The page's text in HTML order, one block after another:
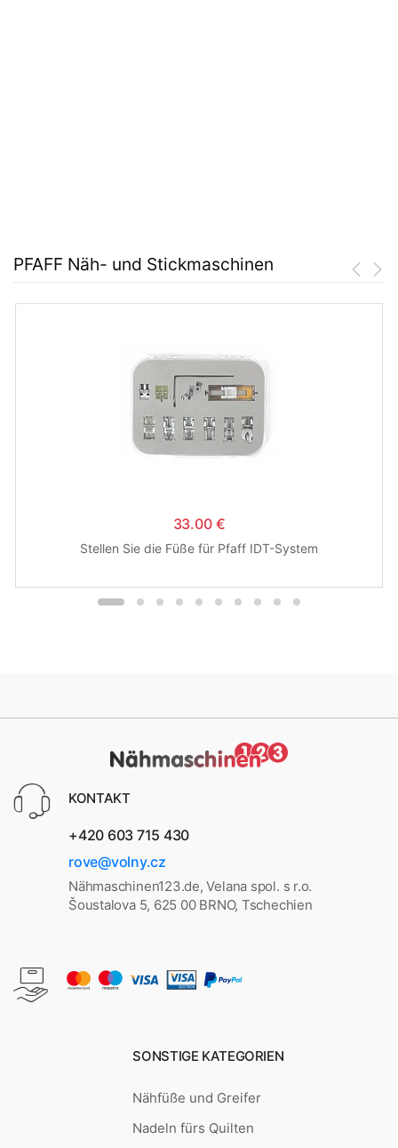
PFAFF Näh- und Stickmaschinen
33.00 €
Stellen Sie die Füße für Pfaff IDT-System
KONTAKT
+420 603 715 430
rove@volny.cz
Nähmaschinen123.de, Velana spol. s r.o.
Šoustalova 5, 625 00 BRNO, Tschechien
SONSTIGE KATEGORIEN
Nähfüße und Greifer
Nadeln fürs Quilten